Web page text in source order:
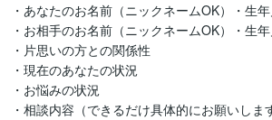
・あなたのお名前（ニックネームOK）・生
・お相手のお名前（ニックネームOK）・生
・片思いの方との関係性
・現在のあなたの状況
・お悩みの状況
・相談内容（できるだけ具体的にお願いしま